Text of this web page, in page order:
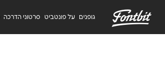
F גופנים על פונטביט סרטוני הדרכה